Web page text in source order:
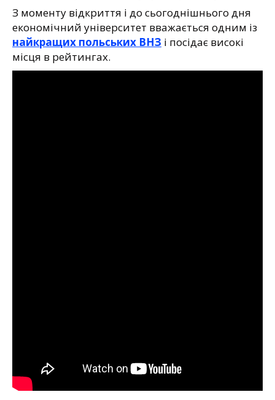
З моменту відкриття і до сьогоднішнього дня
економічний університет вважається одним із
найкращих польських ВНЗ і посідає високі
місця в рейтингах.